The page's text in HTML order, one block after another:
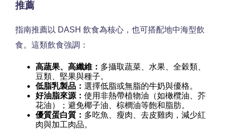
推薦
指南推薦以 DASH 飲食為核心，也可搭配地中海型飲
食。這類飲食強調：
高蔬果、高纖維： 多攝取蔬菜、水果、全穀類、
豆類、堅果與種子。
低脂乳製品： 選擇低脂或無脂的牛奶與優格。
好油脂來源： 使用非熱帶植物油（如橄欖油、芥
花油）；避免椰子油、棕櫚油等飽和脂肪。
優質蛋白質： 多吃魚、瘦肉、去皮雞肉，減少紅
肉與加工肉品。